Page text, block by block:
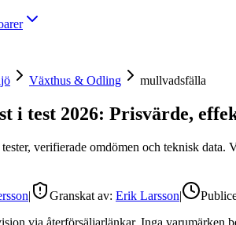
Växthus & Odling mullvadsfälla
i test 2026: Prisvärde,
verifierade omdömen och teknisk
| Granskat av: Erik Larsson|
via återförsäljarlänkar. Inga varumärken